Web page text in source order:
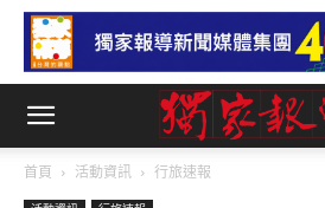
首頁 活動資訊 行旅速報